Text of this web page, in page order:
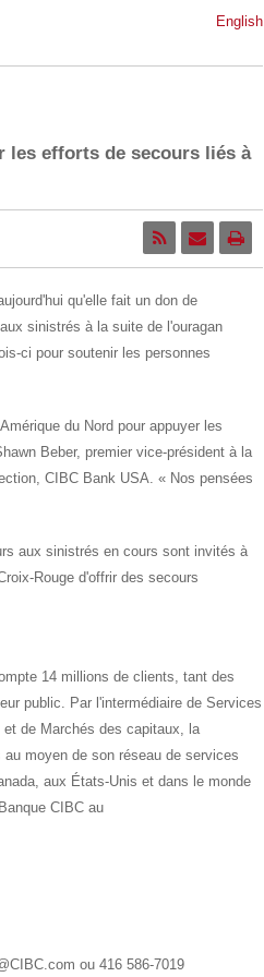
English
les efforts de secours liés à
qu'elle fait un don de
sinistrés à la suite de l'ouragan
ci pour soutenir les personnes
du Nord pour appuyer les
Beber, premier vice-président à la
CIBC Bank USA. « Nos pensées
aux sinistrés en cours sont invités à
Rouge d'offrir des secours
14 millions de clients, tant des
public. Par l'intermédiaire de Services
de Marchés des capitaux, la
moyen de son réseau de services
, aux États-Unis et dans le monde
CIBC au
ou 416 586-7019